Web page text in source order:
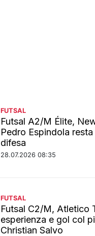
FUTSAL
Futsal A2/M Élite,
Pedro Espindola
difesa
28.07.2026 08:35
FUTSAL
Futsal C2/M, Atletico
esperienza e gol col
Christian Salvo